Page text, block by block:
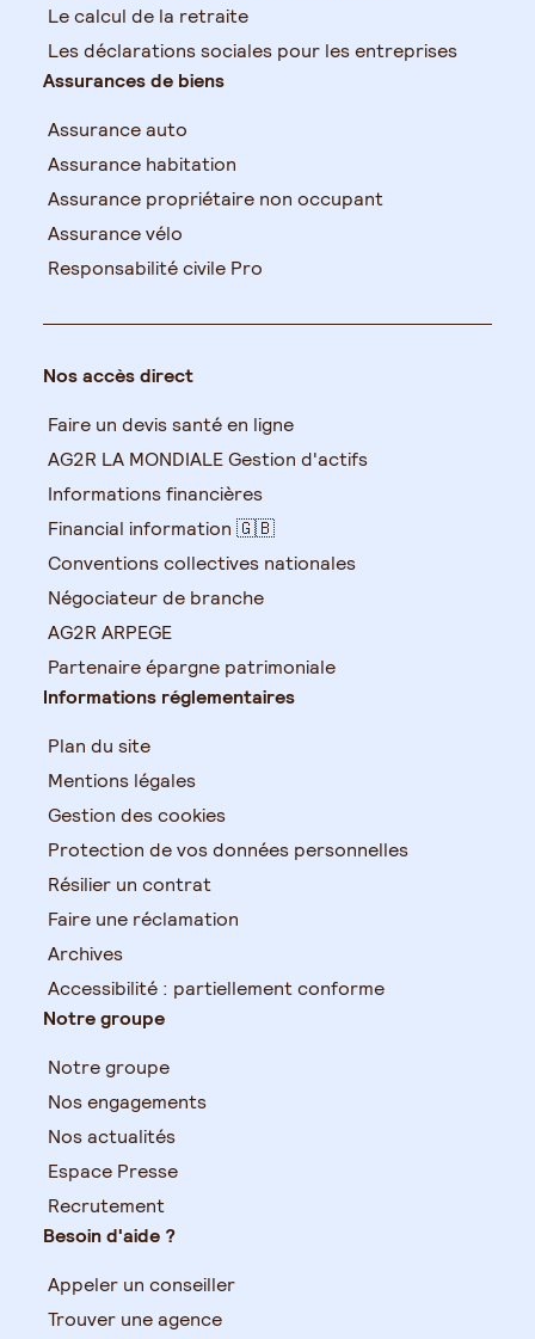
Le calcul de la retraite
Les déclarations sociales pour les entreprises
Assurances de biens
Assurance auto
Assurance habitation
Assurance propriétaire non occupant
Assurance vélo
Responsabilité civile Pro
Nos accès direct
Faire un devis santé en ligne
AG2R LA MONDIALE Gestion d'actifs
Informations financières
Financial information 🇬🇧
Conventions collectives nationales
Négociateur de branche
AG2R ARPEGE
Partenaire épargne patrimoniale
Informations réglementaires
Plan du site
Mentions légales
Gestion des cookies
Protection de vos données personnelles
Résilier un contrat
Faire une réclamation
Archives
Accessibilité : partiellement conforme
Notre groupe
Notre groupe
Nos engagements
Nos actualités
Espace Presse
Recrutement
Besoin d'aide ?
Appeler un conseiller
Trouver une agence